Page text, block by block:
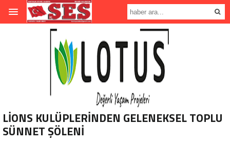
LİONS KULÜPLERİNDEN GELENEKSEL TOPLU
SÜNNET ŞÖLENİ